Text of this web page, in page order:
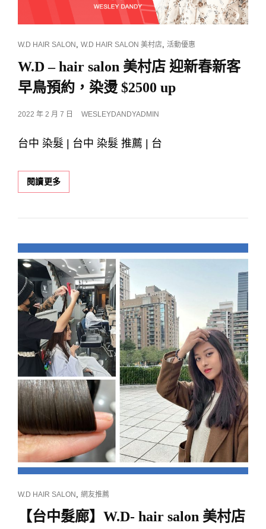
CAT
W.D HAIR SALON , W.D HAIR SALON 美村店, 活動優惠
W.D – hair salon 美村店 迎新春新客
早鳥預約，染燙 $2500 up
POSTED
2022 年 2 月 7 日 WESLEYDANDYADMIN
台中 染髮 | 台中 染髮 推薦 | 台
閱讀更多W.D
–
SALON
村
店
迎
新
春
新
客
早
鳥
預
約，
染
燙
$2500
UP
CAT
LINKS
W.D HAIR SALON , 網友推薦
【台中髮廊】W.D- hair salon 美村店